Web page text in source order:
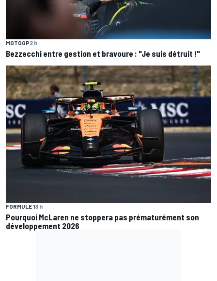
MOTOGP2 h
Bezzecchi entre gestion et bravoure : "Je suis détruit !"
FORMULE 13 h
Pourquoi McLaren ne stoppera pas prématurément son
développement 2026